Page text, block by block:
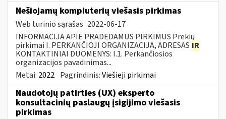
Nešiojamų kompiuterių viešasis pirkimas
Web turinio sąrašas 2022-06-17
INFORMACIJA APIE PRADEDAMUS PIRKIMUS Prekių
pirkimai I. PERKANČIOJI ORGANIZACIJA, ADRESAS IR
KONTAKTINIAI DUOMENYS: I.1. Perkančiosios
organizacijos pavadinimas...
Metai: 2022 Pagrindinis:Viešieji pirkimai
Naudotojų patirties (UX) eksperto
konsultacinių paslaugų įsigijimo viešasis
pirkimas